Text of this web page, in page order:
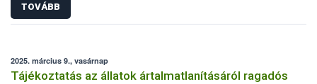
TOVÁBB
2025. március 9., vasárnap
Tájékoztatás az állatok ártalmatlanításáról ragadós